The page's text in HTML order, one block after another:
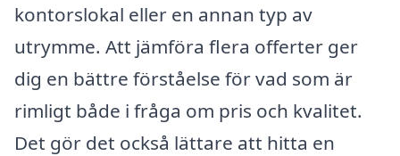
kontorslokal eller en annan typ av
utrymme. Att jämföra flera offerter ger
dig en bättre förståelse för vad som är
rimligt både i fråga om pris och kvalitet.
Det gör det också lättare att hitta en